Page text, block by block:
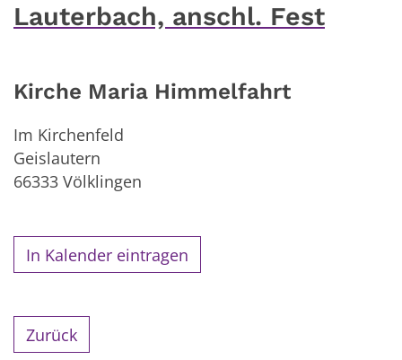
Lauterbach, anschl. Fest
Kirche Maria Himmelfahrt
Im Kirchenfeld
Geislautern
66333 Völklingen
In Kalender eintragen
Zurück